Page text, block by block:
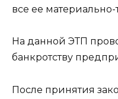
все ее
На данной ЭТП
банкротству
После принятия